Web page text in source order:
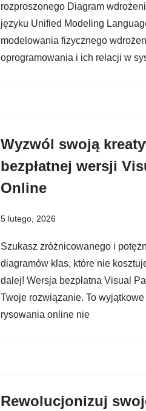
rozproszonego Diagram
języku Unified Modeling
modelowania fizycznego
oprogramowania i ich relacji w
Wyzwól swoją
bezpłatnej wersji
Online
5 lutego, 2026
Szukasz zróżnicowanego i
diagramów klas, które nie
dalej! Wersja bezpłatna Visual
Twoje rozwiązanie. To
rysowania online nie
Rewolucjonizuj